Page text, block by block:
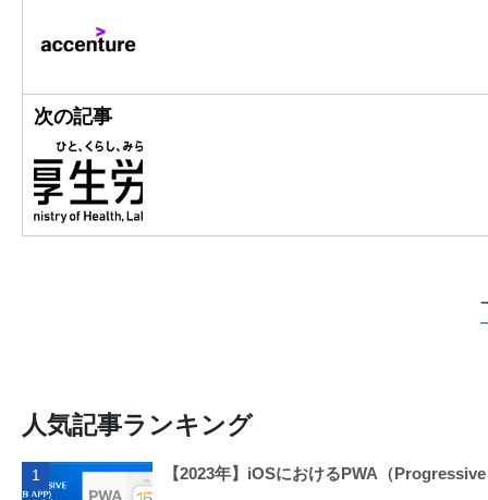
次の記事
人気記事ランキング
1 【2023年】iOSにおけるPWA（